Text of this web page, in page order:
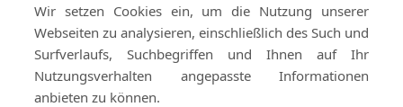
Long stays need more detailed planning.
Equipment suitability, accommodation access,
electricity, refill needs, delivery arrangements,
ongoing support and collection all become more
Wir setzen Cookies ein, um die Nutzung unserer
Webseiten zu analysieren, einschließlich des Such und
Surfverlaufs, Suchbegriffen und Ihnen auf Ihr
Nutzungsverhalten angepasste Informationen
anbieten zu können.